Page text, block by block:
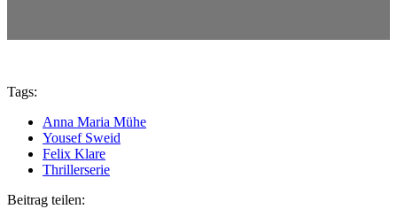
Tags:
Anna Maria Mühe
Yousef Sweid
Felix Klare
Thrillerserie
Beitrag teilen: